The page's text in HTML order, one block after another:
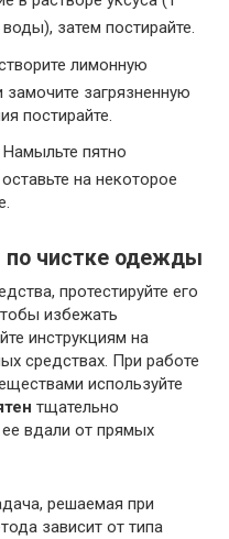
затем постирайте.
лимонную
замочите загрязненную
постирайте.
Намыльте пятно
на некоторое
чистке одежды
протестируйте его
избежать
инструкциям на
средствах. При работе
используйте
тщательно
вдали от прямых
решаемая при
зависит от типа